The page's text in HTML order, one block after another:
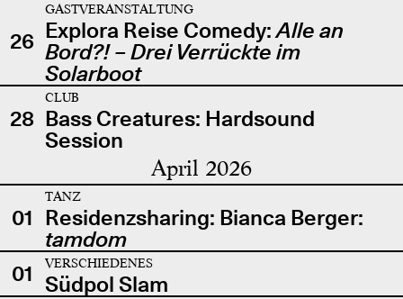
26
GASTVERANSTALTUNG
Explora Reise Comedy:Alle an
Bord?! – Drei Verrückte im
Solarboot
28
CLUB
Bass Creatures: Hardsound
Session
April 2026
01
TANZ
Residenzsharing: Bianca Berger:
tamdom
01
VERSCHIEDENES
Südpol Slam